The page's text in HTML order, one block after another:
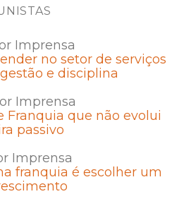
Imprensa
no setor de serviços
e disciplina
Imprensa
Franquia que não evolui
passivo
Imprensa
franquia é escolher um